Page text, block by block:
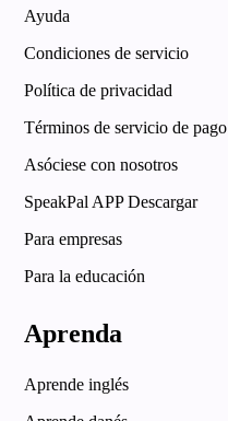
Ayuda
Condiciones de servicio
Política de privacidad
Términos de servicio de pago
Asóciese con nosotros
SpeakPal APP Descargar
Para empresas
Para la educación
Aprenda
Aprende inglés